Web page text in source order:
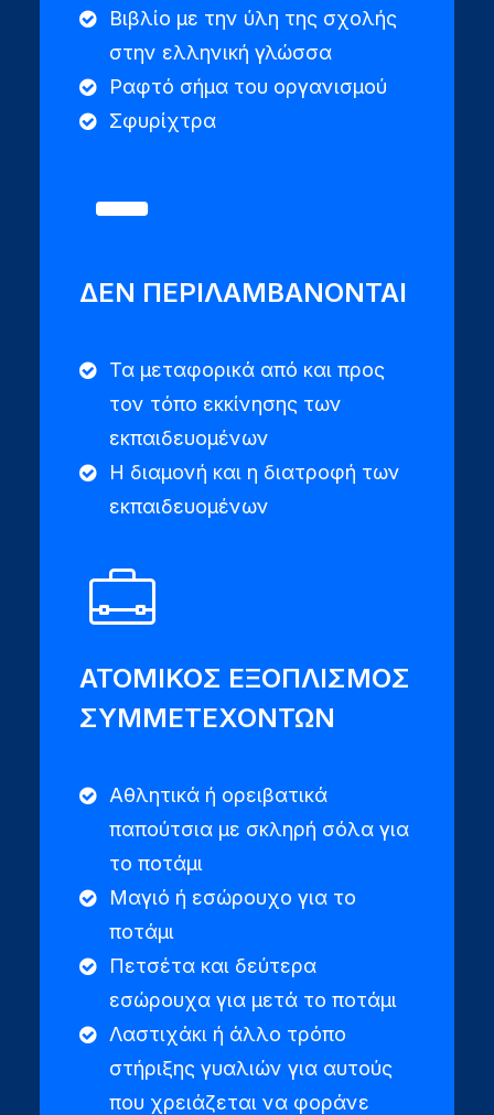
Βιβλίο με την ύλη της σχολής
στην ελληνική γλώσσα
Ραφτό σήμα του οργανισμού
Σφυρίχτρα
ΔΕΝ ΠΕΡΙΛΑΜΒΑΝΟΝΤΑΙ
Τα μεταφορικά από και προς
τον τόπο εκκίνησης των
εκπαιδευομένων
Η διαμονή και η διατροφή των
εκπαιδευομένων
ΑΤΟΜΙΚΟΣ ΕΞΟΠΛΙΣΜΟΣ
ΣΥΜΜΕΤΕΧΟΝΤΩΝ
Αθλητικά ή ορειβατικά
παπούτσια με σκληρή σόλα για
το ποτάμι
Μαγιό ή εσώρουχο για το
ποτάμι
Πετσέτα και δεύτερα
εσώρουχα για μετά το ποτάμι
Λαστιχάκι ή άλλο τρόπο
στήριξης γυαλιών για αυτούς
που χρειάζεται να φοράνε